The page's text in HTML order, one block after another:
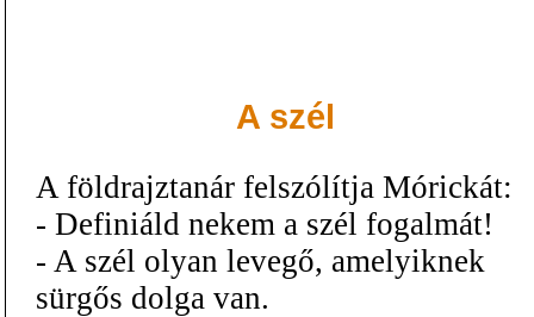
A szél
A földrajztanár felszólítja Mórickát:
- Definiáld nekem a szél fogalmát!
- A szél olyan levegő, amelyiknek
sürgős dolga van.